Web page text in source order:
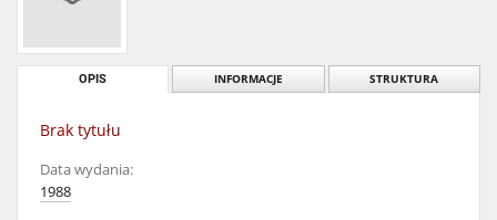
OPIS INFORMACJE STRUKTURA
Brak tytułu
Data wydania:
1988